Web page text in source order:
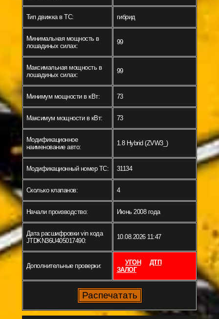
Тип движка в ТС: гибрид
Минимальная мощность в
лошадиных силах:
99
Максимальная мощность в
лошадиных силах:
99
Минимум мощности в кВт: 73
Максимум мощности в кВт: 73
Модификационное
наименование авто:
1.8 Hybrid (ZVW3_)
Модификационный номер ТС: 31134
Сколько клапанов: 4
Начали производство: Июнь 2008 года
Дата расшифровки vin кода
JTDKN36U405017490:
10.08.2026 11:47
Дополнительные проверки: УГОН
ДТП
ЗАЛОГ